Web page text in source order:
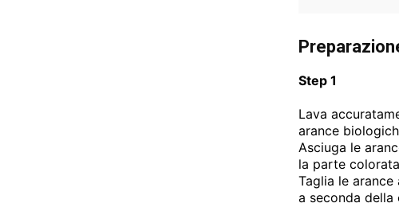
Step 1
Lava
arance
Asciuga le
la parte
Taglia le
a seconda della